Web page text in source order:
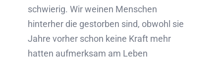
schwierig. Wir weinen Menschen
hinterher die gestorben sind, obwohl sie
Jahre vorher schon keine Kraft mehr
hatten aufmerksam am Leben